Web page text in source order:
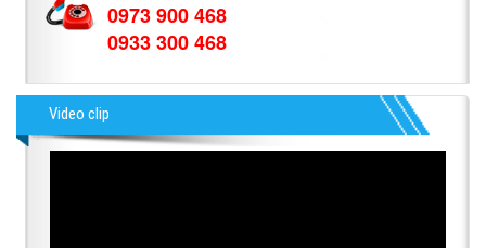
0973 900 468
0933 300 468
Video clip